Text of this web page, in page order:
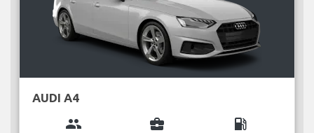
AUDI A4
group business_center local_gas_station